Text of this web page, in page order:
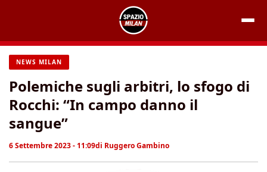
contenuto
NEWS MILAN
Polemiche sugli arbitri, lo sfogo di
Rocchi: “In campo danno il
sangue”
6 Settembre 2023 - 11:09di Ruggero Gambino